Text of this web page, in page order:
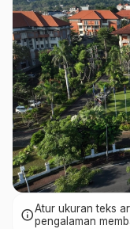
infoAtur ukuran teks
pengalaman